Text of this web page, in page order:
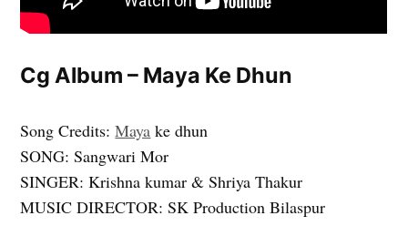
Cg Album – Maya Ke Dhun
Song Credits:Maya ke dhun
SONG: Sangwari Mor
SINGER: Krishna kumar & Shriya Thakur
MUSIC DIRECTOR: SK Production Bilaspur